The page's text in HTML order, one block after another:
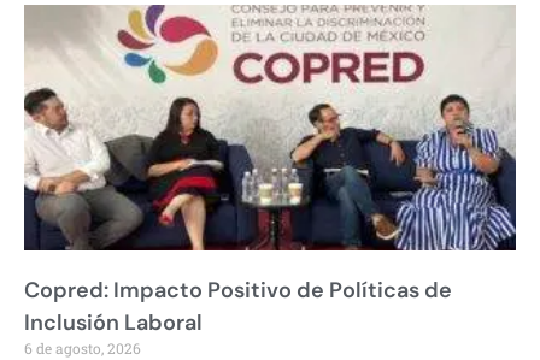
Copred: Impacto Positivo de Políticas de
Inclusión Laboral
6 de agosto, 2026